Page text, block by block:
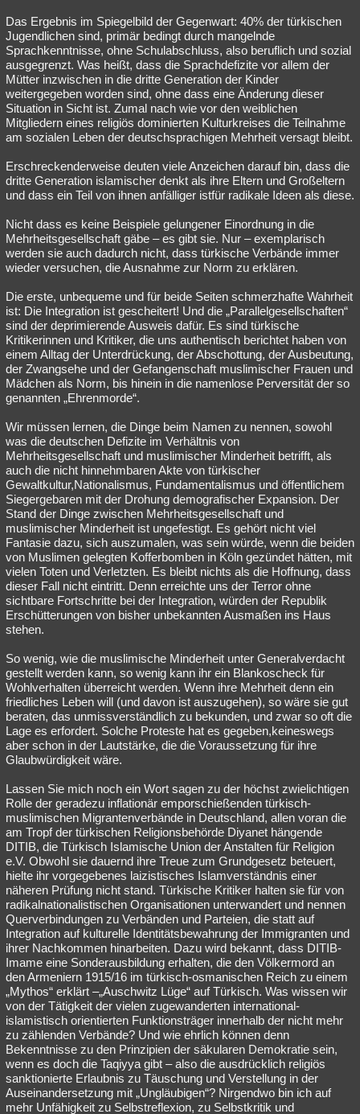
Das Ergebnis im Spiegelbild der Gegenwart: 40% der türkischen
Jugendlichen sind, primär bedingt durch mangelnde
Sprachkenntnisse, ohne Schulabschluss, also beruflich und sozial
ausgegrenzt. Was heißt, dass die Sprachdefizite vor allem der
Mütter inzwischen in die dritte Generation der Kinder
weitergegeben worden sind, ohne dass eine Änderung dieser
Situation in Sicht ist. Zumal nach wie vor den weiblichen
Mitgliedern eines religiös dominierten Kulturkreises die Teilnahme
am sozialen Leben der deutschsprachigen Mehrheit versagt bleibt.
Erschreckenderweise deuten viele Anzeichen darauf bin, dass die
dritte Generation islamischer denkt als ihre Eltern und Großeltern
und dass ein Teil von ihnen anfälliger istfür radikale Ideen als diese.
Nicht dass es keine Beispiele gelungener Einordnung in die
Mehrheitsgesellschaft gäbe – es gibt sie. Nur – exemplarisch
werden sie auch dadurch nicht, dass türkische Verbände immer
wieder versuchen, die Ausnahme zur Norm zu erklären.
Die erste, unbequeme und für beide Seiten schmerzhafte Wahrheit
ist: Die Integration ist gescheitert! Und die „Parallelgesellschaften“
sind der deprimierende Ausweis dafür. Es sind türkische
Kritikerinnen und Kritiker, die uns authentisch berichtet haben von
einem Alltag der Unterdrückung, der Abschottung, der Ausbeutung,
der Zwangsehe und der Gefangenschaft muslimischer Frauen und
Mädchen als Norm, bis hinein in die namenlose Perversität der so
genannten „Ehrenmorde“.
Wir müssen lernen, die Dinge beim Namen zu nennen, sowohl
was die deutschen Defizite im Verhältnis von
Mehrheitsgesellschaft und muslimischer Minderheit betrifft, als
auch die nicht hinnehmbaren Akte von türkischer
Gewaltkultur,Nationalismus, Fundamentalismus und öffentlichem
Siegergebaren mit der Drohung demografischer Expansion. Der
Stand der Dinge zwischen Mehrheitsgesellschaft und
muslimischer Minderheit ist ungefestigt. Es gehört nicht viel
Fantasie dazu, sich auszumalen, was sein würde, wenn die beiden
von Muslimen gelegten Kofferbomben in Köln gezündet hätten, mit
vielen Toten und Verletzten. Es bleibt nichts als die Hoffnung, dass
dieser Fall nicht eintritt. Denn erreichte uns der Terror ohne
sichtbare Fortschritte bei der Integration, würden der Republik
Erschütterungen von bisher unbekannten Ausmaßen ins Haus
stehen.
So wenig, wie die muslimische Minderheit unter Generalverdacht
gestellt werden kann, so wenig kann ihr ein Blankoscheck für
Wohlverhalten überreicht werden. Wenn ihre Mehrheit denn ein
friedliches Leben will (und davon ist auszugehen), so wäre sie gut
beraten, das unmissverständlich zu bekunden, und zwar so oft die
Lage es erfordert. Solche Proteste hat es gegeben,keineswegs
aber schon in der Lautstärke, die die Voraussetzung für ihre
Glaubwürdigkeit wäre.
Lassen Sie mich noch ein Wort sagen zu der höchst zwielichtigen
Rolle der geradezu inflationär emporschießenden türkisch-
muslimischen Migrantenverbände in Deutschland, allen voran die
am Tropf der türkischen Religionsbehörde Diyanet hängende
DITIB, die Türkisch Islamische Union der Anstalten für Religion
e.V. Obwohl sie dauernd ihre Treue zum Grundgesetz beteuert,
hielte ihr vorgegebenes laizistisches Islamverständnis einer
näheren Prüfung nicht stand. Türkische Kritiker halten sie für von
radikalnationalistischen Organisationen unterwandert und nennen
Querverbindungen zu Verbänden und Parteien, die statt auf
Integration auf kulturelle Identitätsbewahrung der Immigranten und
ihrer Nachkommen hinarbeiten. Dazu wird bekannt, dass DITIB-
Imame eine Sonderausbildung erhalten, die den Völkermord an
den Armeniern 1915/16 im türkisch-osmanischen Reich zu einem
„Mythos“ erklärt –„Auschwitz Lüge“ auf Türkisch. Was wissen wir
von der Tätigkeit der vielen zugewanderten international-
islamistisch orientierten Funktionsträger innerhalb der nicht mehr
zu zählenden Verbände? Und wie ehrlich können denn
Bekenntnisse zu den Prinzipien der säkularen Demokratie sein,
wenn es doch die Taqiyya gibt – also die ausdrücklich religiös
sanktionierte Erlaubnis zu Täuschung und Verstellung in der
Auseinandersetzung mit „Ungläubigen“? Nirgendwo bin ich auf
mehr Unfähigkeit zu Selbstreflexion, zu Selbstkritik und